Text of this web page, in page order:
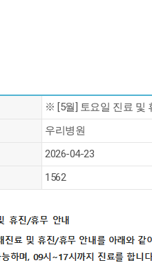
※ [5월] 토요일 진료 및
우리병원
2026-04-23
1562